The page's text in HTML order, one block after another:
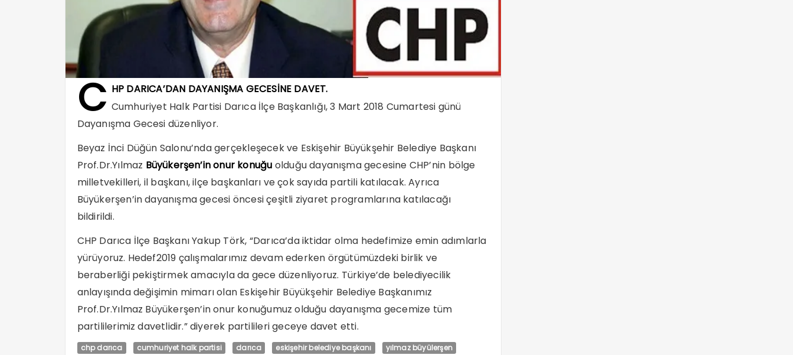
C HP DARICA’DAN DAYANIŞMA GECESİNE DAVET.
Cumhuriyet Halk Partisi Darıca İlçe Başkanlığı, 3 Mart 2018 Cumartesi günü
Dayanışma Gecesi düzenliyor.
Beyaz İnci Düğün Salonu’nda gerçekleşecek ve Eskişehir Büyükşehir Belediye Başkanı
Prof.Dr.Yılmaz Büyükerşen’in onur konuğu olduğu dayanışma gecesine CHP’nin bölge
milletvekilleri, il başkanı, ilçe başkanları ve çok sayıda partili katılacak. Ayrıca
Büyükerşen’in dayanışma gecesi öncesi çeşitli ziyaret programlarına katılacağı
bildirildi.
CHP Darıca İlçe Başkanı Yakup Törk, “Darıca’da iktidar olma hedefimize emin adımlarla
yürüyoruz. Hedef2019 çalışmalarımız devam ederken örgütümüzdeki birlik ve
beraberliği pekiştirmek amacıyla da gece düzenliyoruz. Türkiye’de belediyecilik
anlayışında değişimin mimarı olan Eskişehir Büyükşehir Belediye Başkanımız
Prof.Dr.Yılmaz Büyükerşen’in onur konuğumuz olduğu dayanışma gecemize tüm
partililerimiz davetlidir.” diyerek partilileri geceye davet etti.
chp darıca cumhuriyet halk partisi darıca eskişehir belediye başkanı yılmaz büyülerşen